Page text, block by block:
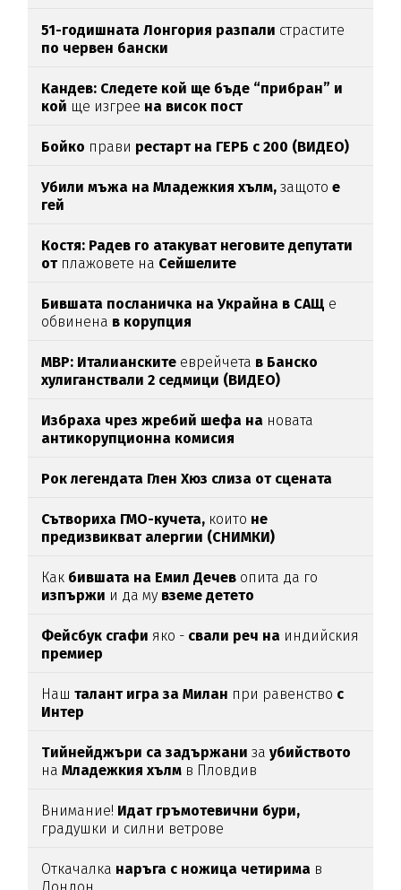
51-годишната Лонгория разпали страстите
по червен бански
Кандев: Следете кой ще бъде “прибран” и
кой ще изгрее на висок пост
Бойко прави рестарт на ГЕРБ с 200 (ВИДЕО)
Убили мъжа на Младежкия хълм,защото е
гей
Костя: Радев го атакуват неговите депутати
отплажовете на Сейшелите
Бившата посланичка на Украйна в САЩ е
обвинена в корупция
МВР: Италианските еврейчета в Банско
хулиганствали 2 седмици (ВИДЕО)
Избраха чрез жребий шефа на новата
антикорупционна комисия
Рок легендата Глен Хюз слиза от сцената
Сътвориха ГМО-кучета, които не
предизвикват алергии (СНИМКИ)
Как бившата на Емил Дечев опита да го
изпържи и да му вземе детето
Фейсбук сгафи яко - свали реч на индийския
премиер
Нашталант игра за Милан при равенство с
Интер
Тийнейджъри са задържани за убийството
наМладежкия хълм в Пловдив
Внимание! Идат гръмотевични бури,
градушки и силни ветрове
Откачалка наръга с ножица четирима в